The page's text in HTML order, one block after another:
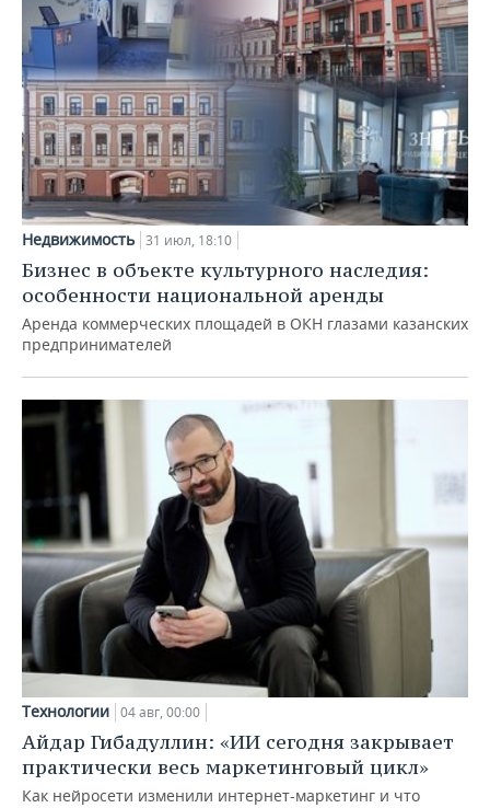
Недвижимость 31 июл, 18:10
Бизнес в объекте культурного наследия:
особенности национальной аренды
Аренда коммерческих площадей в ОКН глазами казанских
предпринимателей
Технологии 04 авг, 00:00
Айдар Гибадуллин: «ИИ сегодня закрывает
практически весь маркетинговый цикл»
Как нейросети изменили интернет-маркетинг и что